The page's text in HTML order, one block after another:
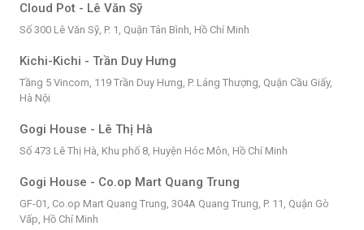
Cloud Pot - Lê Văn Sỹ
Số 300 Lê Văn Sỹ, P. 1, Quận Tân Bình, Hồ Chí Minh
Kichi-Kichi - Trần Duy Hưng
Tầng 5 Vincom, 119 Trần Duy Hưng, P. Láng Thượng, Quận Cầu Giấy,
Hà Nội
Gogi House - Lê Thị Hà
Số 473 Lê Thị Hà, Khu phố 8, Huyện Hóc Môn, Hồ Chí Minh
Gogi House - Co.op Mart Quang Trung
GF-01, Co.op Mart Quang Trung, 304A Quang Trung, P. 11, Quận Gò
Vấp, Hồ Chí Minh